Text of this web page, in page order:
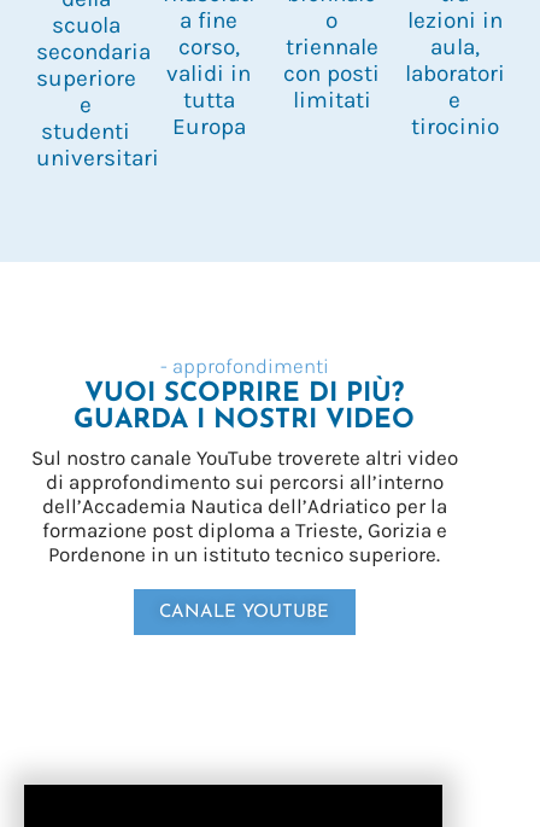
scuola
secondaria
superiore
e
studenti
universitari
a fine
corso,
validi in
tutta
Europa
o
triennale
con posti
limitati
lezioni in
aula,
laboratori
e
tirocinio
- approfondimenti
VUOI SCOPRIRE DI PIÙ?
GUARDA I NOSTRI VIDEO
Sul nostro canale YouTube troverete altri video
di approfondimento sui percorsi all’interno
dell’Accademia Nautica dell’Adriatico per la
formazione post diploma a Trieste, Gorizia e
Pordenone in un istituto tecnico superiore.
CANALE YOUTUBE